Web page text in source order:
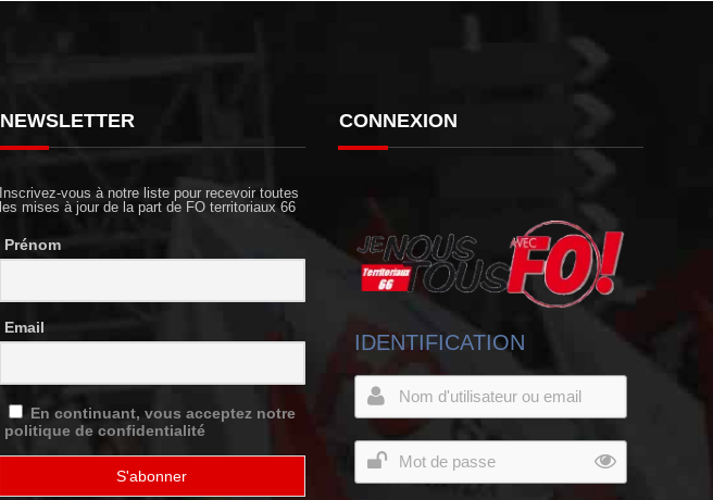
NEWSLETTER
Inscrivez-vous à notre liste pour recevoir toutes
les mises à jour de la part de FO territoriaux 66
Prénom
Email
En continuant, vous acceptez notre
politique de confidentialité
CONNEXION
IDENTIFICATION